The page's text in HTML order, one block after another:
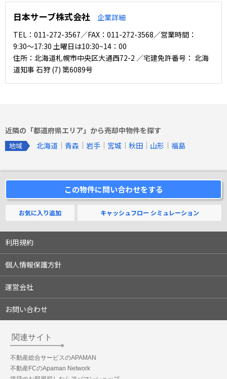
日本サーブ株式会社
企業詳細
TEL：011-272-3567／FAX：011-272-3568／営業時間：
9:30〜17:30 土曜日は10:30~14：00
住所：北海道札幌市中央区大通西72-2 ／宅建免許番号： 北海
道知事 石狩 (7) 第6089号
近隣の「都道府県エリア」から売却中物件を探す
地域 北海道 青森 岩手 宮城 秋田 山形 福島
この物件に問い合わせをする
お気に入り追加 キャッシュフロー シミュレーション
利用規約
個人情報保護方針
運営会社
お問い合わせ
関連サイト
不動産総合サービスのAPAMAN
不動産FCのApaman Network